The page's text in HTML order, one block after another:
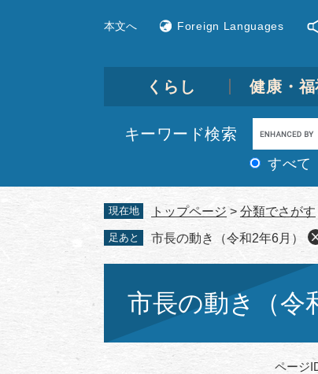
本文へ Foreign Languages
くらし 健康・福
キーワード検索
Google
カ
検
すべて
現在地 トップページ > 分類でさがす
足あと 市長の動き（令和2年6月）
市長の動き（令
ページ